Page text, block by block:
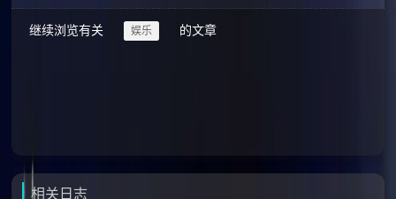
继续浏览有关 娱乐 的文章
相关日志